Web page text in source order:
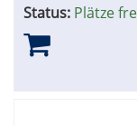
Status: Plätze